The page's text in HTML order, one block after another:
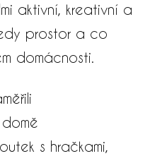
aktivní, kreativní a
prostor a co
domácnosti.
s hračkami,